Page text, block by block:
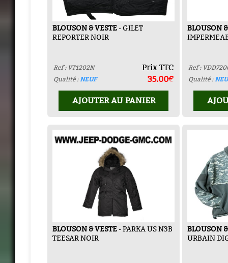
BLOUSON & VESTE- GILET
REPORTER NOIR
Ref : VT1202N Prix TTC
Qualité :NEUF 35.00€
AJOUTER AU PANIER
BLOUSON
Ref :
Qualité :
BLOUSON & VESTE- PARKA US N3B
TEESAR NOIR
BLOUSON
URBAIN